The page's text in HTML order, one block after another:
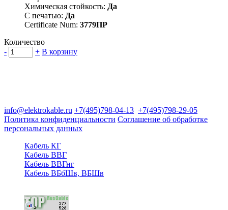
Химическая стойкость: Да
С печатью: Да
Certificate Num: 3779ПР
Количество
-
+ В корзину
info@elektrokable.ru +7(495)798-04-13 +7(495)798-29-05
Политика конфиденциальности Соглашение об обработке
персональных данных
Кабель КГ
Кабель ВВГ
Кабель ВВГнг
Кабель ВБбШв, ВБШв